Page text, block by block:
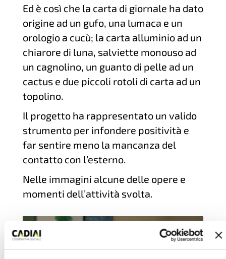
Ed è così che la carta di giornale ha dato
origine ad un gufo, una lumaca e un
orologio a cucù; la carta alluminio ad un
chiarore di luna, salviette monouso ad
un cagnolino, un guanto di pelle ad un
cactus e due piccoli rotoli di carta ad un
topolino.
Il progetto ha rappresentato un valido
strumento per infondere positività e
far sentire meno la mancanza del
contatto con l’esterno.
Nelle immagini alcune delle opere e
momenti dell’attività svolta.